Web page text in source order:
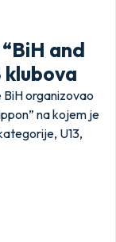
and
klubova
organizovao
na kojem je
U13,